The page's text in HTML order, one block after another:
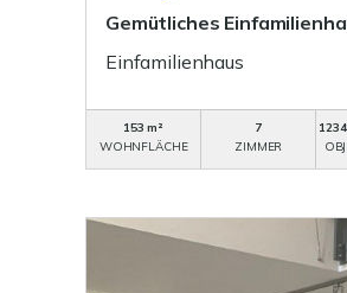
Gemütliches
Einfamilienhaus
153 m²
WOHNFLÄCHE
7
ZIMMER